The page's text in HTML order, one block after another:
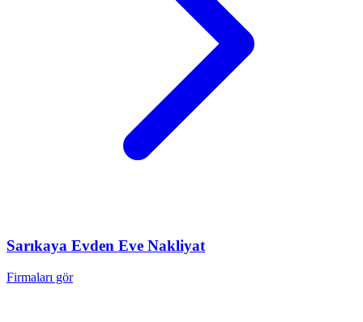
Sarıkaya Evden Eve Nakliyat
Firmaları gör